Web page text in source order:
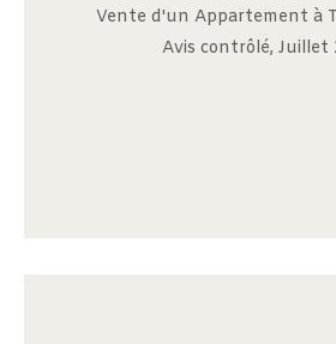
Vente d'un Appartement à
Avis contrôlé, Juillet